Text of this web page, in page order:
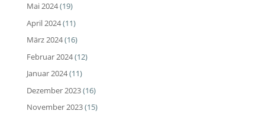
Mai 2024(19)
April 2024(11)
März 2024(16)
Februar 2024(12)
Januar 2024(11)
Dezember 2023(16)
November 2023(15)